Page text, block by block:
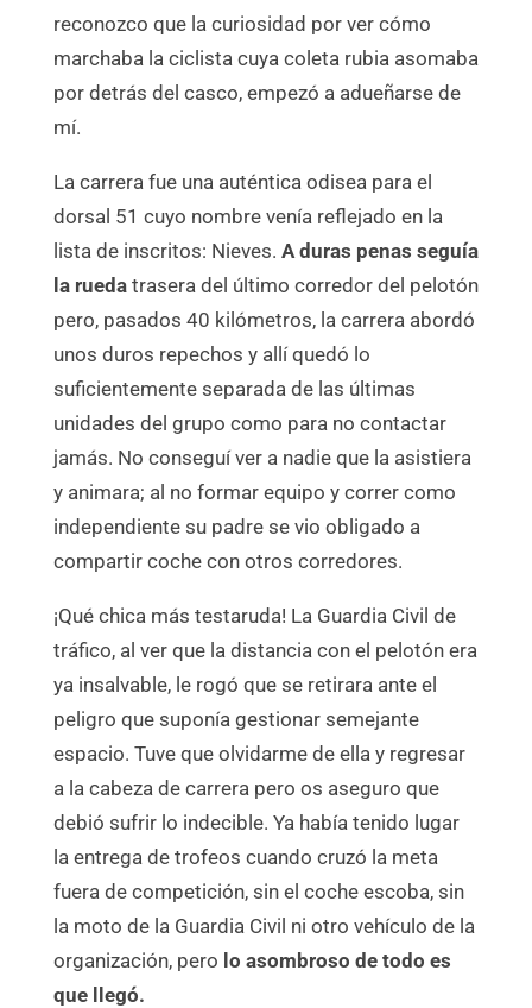
reconozco que la curiosidad por ver cómo
marchaba la ciclista cuya coleta rubia asomaba
por detrás del casco, empezó a adueñarse de
mí.
La carrera fue una auténtica odisea para el
dorsal 51 cuyo nombre venía reflejado en la
lista de inscritos: Nieves. A duras penas seguía
la ruedatrasera del último corredor del pelotón
pero, pasados 40 kilómetros, la carrera abordó
unos duros repechos y allí quedó lo
suficientemente separada de las últimas
unidades del grupo como para no contactar
jamás. No conseguí ver a nadie que la asistiera
y animara; al no formar equipo y correr como
independiente su padre se vio obligado a
compartir coche con otros corredores.
¡Qué chica más testaruda! La Guardia Civil de
tráfico, al ver que la distancia con el pelotón era
ya insalvable, le rogó que se retirara ante el
peligro que suponía gestionar semejante
espacio. Tuve que olvidarme de ella y regresar
a la cabeza de carrera pero os aseguro que
debió sufrir lo indecible. Ya había tenido lugar
la entrega de trofeos cuando cruzó la meta
fuera de competición, sin el coche escoba, sin
la moto de la Guardia Civil ni otro vehículo de la
organización, pero lo asombroso de todo es
que llegó.